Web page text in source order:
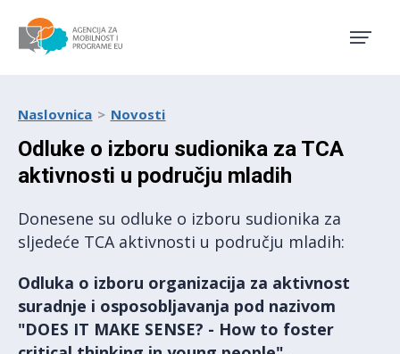
Naslovnica Novosti
Odluke o izboru sudionika za TCA
aktivnosti u području mladih
Donesene su odluke o izboru sudionika za
sljedeće TCA aktivnosti u području mladih:
Odluka o izboru organizacija za aktivnost
suradnje i osposobljavanja pod nazivom
"DOES IT MAKE SENSE? - How to foster